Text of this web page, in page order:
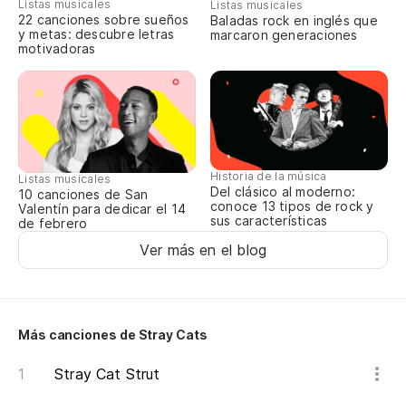
Listas musicales
22 canciones sobre sueños
y metas: descubre letras
motivadoras
Listas musicales
Baladas rock en inglés que
marcaron generaciones
Listas musicales
10 canciones de San
Valentín para dedicar el 14
de febrero
Historia de la música
Del clásico al moderno:
conoce 13 tipos de rock y
sus características
Ver más en el blog
Más canciones de Stray Cats
Stray Cat Strut